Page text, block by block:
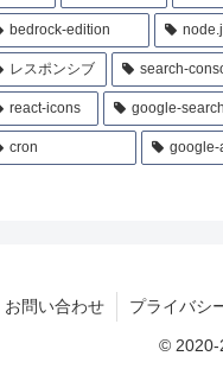
bedrock-edition
レスポンシブ search-
react-icons google-
cron google-
お問い合わせ プライバシ
© 2020-